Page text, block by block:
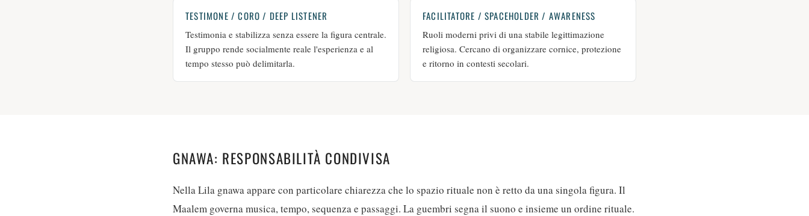
TESTIMONE / CORO / DEEP LISTENER
Testimonia e stabilizza senza essere la figura centrale.
Il gruppo rende socialmente reale l'esperienza e al
tempo stesso può delimitarla.
FACILITATORE / SPACEHOLDER / AWARENESS
Ruoli moderni privi di una stabile legittimazione
religiosa. Cercano di organizzare cornice, protezione
e ritorno in contesti secolari.
GNAWA: RESPONSABILITÀ CONDIVISA
Nella Lila gnawa appare con particolare chiarezza che lo spazio rituale non è retto da una singola figura. Il
Maalem governa musica, tempo, sequenza e passaggi. La guembri segna il suono e insieme un ordine rituale.